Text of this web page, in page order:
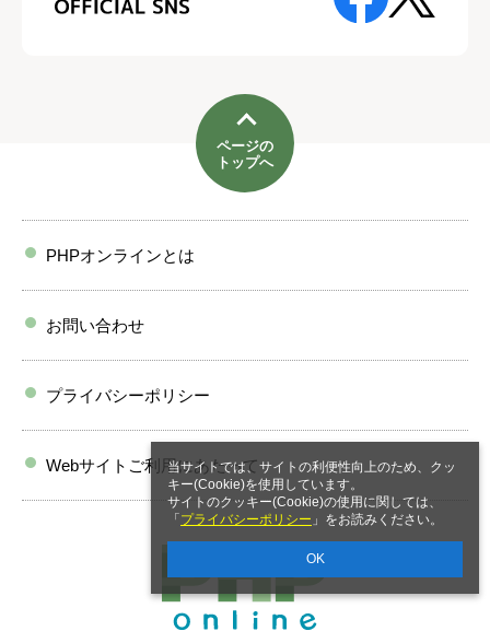
当サイトでは、サイトの利便性向上のため、クッ
キー(Cookie)を使用しています。
サイトのクッキー(Cookie)の使用に関しては、
「 プライバシーポリシー 」をお読みください。
OK
ページの
トップへ
PHPオンラインとは
お問い合わせ
プライバシーポリシー
Webサイトご利用にあたって